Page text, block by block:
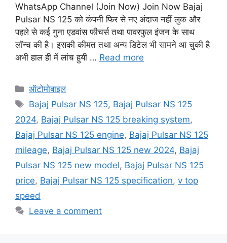
WhatsApp Channel (Join Now) Join Now Bajaj
Pulsar NS 125 को कंपनी फिर से नए अंदाज नहीं लुक और
पहले से कई गुना एडवांस फीचर्स तथा पावरफुल इंजन के साथ
लॉन्च की है। इसकी कीमत तथा अन्य डिटेल भी सामने आ चुकी है
अभी हाल ही में लांच हुयी … Read more
Categories
ऑटोमोबाइल
Tags
Bajaj Pulsar NS 125, Bajaj Pulsar NS 125
2024, Bajaj Pulsar NS 125 breaking system,
Bajaj Pulsar NS 125 engine, Bajaj Pulsar NS 125
mileage, Bajaj Pulsar NS 125 new 2024, Bajaj
Pulsar NS 125 new model, Bajaj Pulsar NS 125
price, Bajaj Pulsar NS 125 specification, v top
speed
Leave a comment